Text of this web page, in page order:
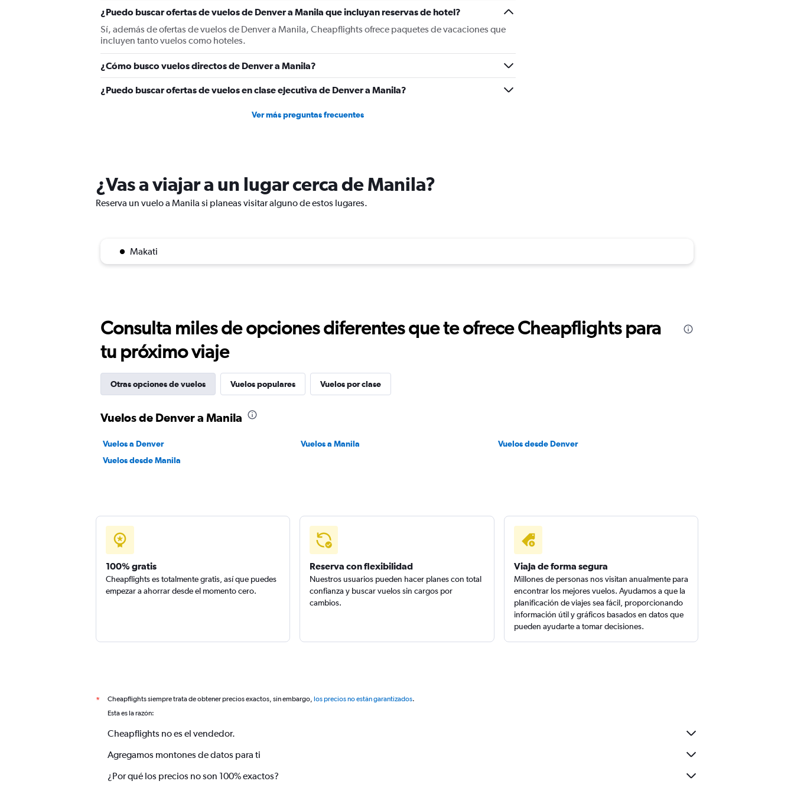
displaying
Range:
0
to
3000.
axis
displaying
values.
0
1800.
¿Puedo buscar ofertas de vuelos de Denver a Manila que incluyan reservas de hotel?
Sí, además de ofertas de vuelos de Denver a Manila, Cheapflights ofrece paquetes de vacaciones que
incluyen tanto vuelos como hoteles.
¿Cómo busco vuelos directos de Denver a Manila?
¿Puedo buscar ofertas de vuelos en clase ejecutiva de Denver a Manila?
Ver más preguntas frecuentes
¿Vas a viajar a un lugar cerca de Manila?
Reserva un vuelo a Manila si planeas visitar alguno de estos lugares.
Makati
Consulta miles de opciones diferentes que te ofrece Cheapflights para
tu próximo viaje
Otras opciones de vuelos Vuelos populares Vuelos por clase
Vuelos de Denver a Manila
Vuelos a Denver Vuelos a Manila
Vuelos desde Denver
Vuelos desde Manila
100% gratis
Cheapflights es totalmente gratis, así que puedes
empezar a ahorrar desde el momento cero.
Reserva con flexibilidad
Nuestros usuarios pueden hacer planes con total
confianza y buscar vuelos sin cargos por
cambios.
Viaja de forma segura
Millones de personas nos visitan anualmente para
encontrar los mejores vuelos. Ayudamos a que la
planificación de viajes sea fácil, proporcionando
información útil y gráficos basados en datos que
pueden ayudarte a tomar decisiones.
* Cheapflights siempre trata de obtener precios exactos, sin embargo, los precios no están garantizados.
Esta es la razón:
Cheapflights no es el vendedor.
Agregamos montones de datos para ti
¿Por qué los precios no son 100% exactos?